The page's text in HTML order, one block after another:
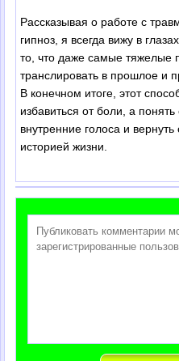
Рассказывая о работе с
гипноз, я всегда вижу в
то, что даже самые тяжелые
транслировать в прошлое и
В конечном итоге, этот
избавиться от боли, а
внутренние голоса и
историей жизни.